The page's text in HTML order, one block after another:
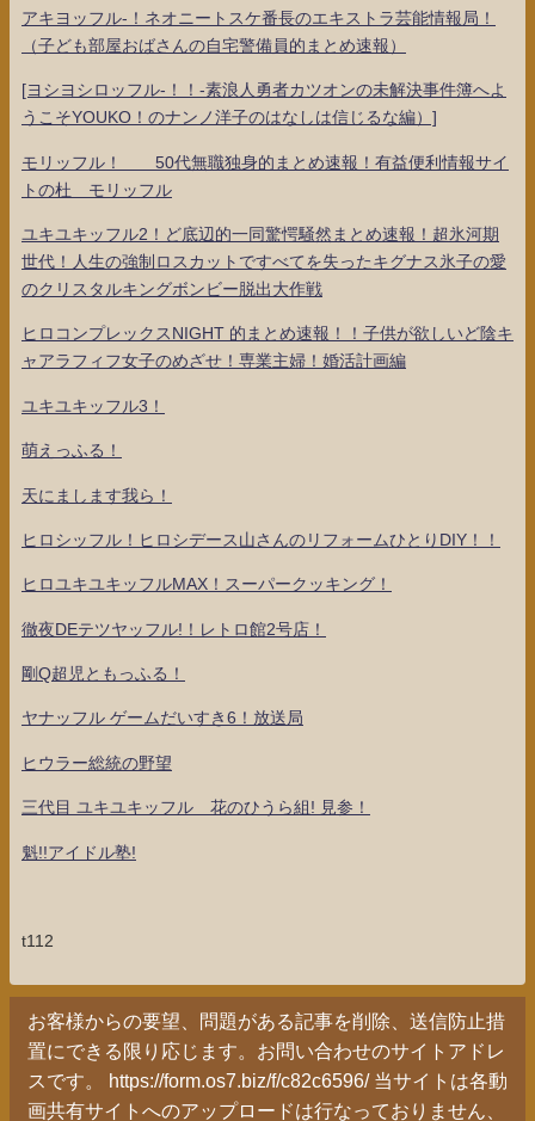
アキヨッフル-！ネオニートスケ番長のエキストラ芸能情報局！
（子ども部屋おばさんの自宅警備員的まとめ速報）
[ヨシヨシロッフル-！！-素浪人勇者カツオンの未解決事件簿へよ
うこそYOUKO！のナンノ洋子のはなしは信じるな編）]
モリッフル！ 50代無職独身的まとめ速報！有益便利情報サイ
トの杜 モリッフル
ユキユキッフル2！ど底辺的一同驚愕騒然まとめ速報！超氷河期
世代！人生の強制ロスカットですべてを失ったキグナス氷子の愛
のクリスタルキングボンビー脱出大作戦
ヒロコンプレックスNIGHT 的まとめ速報！！子供が欲しいど陰キ
ャアラフィフ女子のめざせ！専業主婦！婚活計画編
ユキユキッフル3！
萌えっふる！
天にまします我ら！
ヒロシッフル！ヒロシデース山さんのリフォームひとりDIY！！
ヒロユキユキッフルMAX！スーパークッキング！
徹夜DEテツヤッフル!！レトロ館2号店！
剛Q超児ともっふる！
ヤナッフル ゲームだいすき6！放送局
ヒウラー総統の野望
三代目 ユキユキッフル 花のひうら組! 見参！
魁!!アイドル塾!
t112
お客様からの要望、問題がある記事を削除、送信防止措
置にできる限り応じます。お問い合わせのサイトアドレ
スです。 https://form.os7.biz/f/c82c6596/ 当サイトは各動
画共有サイトへのアップロードは行なっておりません、